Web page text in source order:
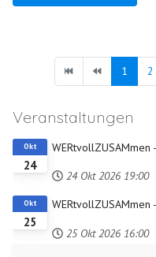
1 2
Veranstaltungen
24
Okt WERtvollZUSAMmen
24 Okt 2026 19:00
25
Okt WERtvollZUSAMmen
25 Okt 2026 16:00